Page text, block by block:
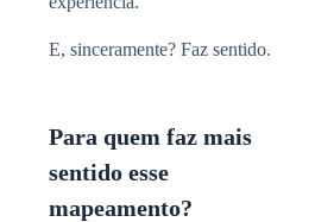
E, sinceramente? Faz sentido.
Para quem faz mais
sentido esse
mapeamento?